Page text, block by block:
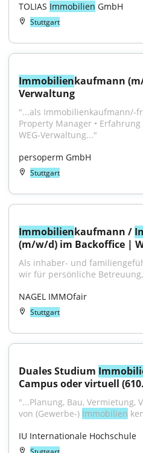
TOLIAS Immobilien GmbH
Stuttgart
Immobilienkaufmann
Verwaltung
"...als Immobilienkaufmann/-
Property Manager •
WEG-Verwaltung..."
persoperm GmbH
Stuttgart
Immobilienkaufmann /
(m/w/d) im Backoffice |
Als inhaber- und
wir für persönliche
NAGEL IMMOfair
Stuttgart
Duales Studium
Campus oder virtuell
"...Planung, Bau, Vermietung,
von (Gewerbe-) Immobilien
IU Internationale Hochschule